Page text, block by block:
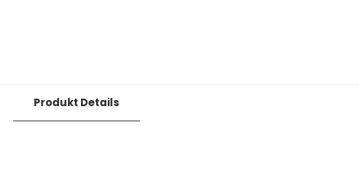
Produkt Details